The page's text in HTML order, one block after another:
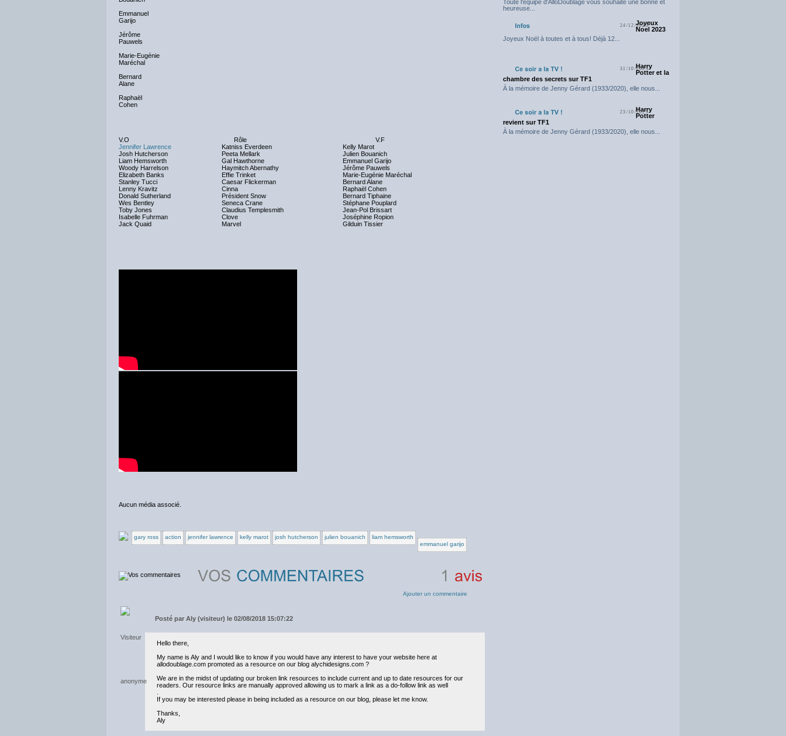
Emmanuel
Garijo
Jérôme
Pauwels
Marie-Eugénie
Maréchal
Bernard
Alane
Raphaël
Cohen
V.O Rôle
V.F
Jennifer Lawrence
Katniss Everdeen
Kelly Marot
Josh Hutcherson
Peeta Mellark
Julien Bouanich
Liam Hemsworth
Gal Hawthorne
Emmanuel Garijo
Woody Harrelson
Haymitch Abernathy
Jérôme Pauwels
Elizabeth Banks
Effie Trinket
Marie-Eugénie Maréchal
Stanley Tucci
Caesar Flickerman
Bernard Alane
Lenny Kravitz
Cinna
Raphaël Cohen
Donald Sutherland
Président Snow
Bernard Tiphaine
Wes Bentley
Seneca Crane
Stéphane Pouplard
Toby Jones
Claudius Templesmith
Jean-Pol Brissart
Isabelle Fuhrman
Clove
Joséphine Ropion
Jack Quaid
Marvel Gilduin Tissier
Aucun média associé.
gary ross action jennifer lawrence kelly marot josh hutcherson julien bouanich
liam hemsworth
emmanuel garijo
Ajouter un commentaire
Posté par Aly (visiteur) le 02/08/2018 15:07:22
Hello there,
My name is Aly and I would like to know if you would have any interest to have your website here at
allodoublage.com promoted as a resource on our blog alychidesigns.com ?
We are in the midst of updating our broken link resources to include current and up to date resources for our
readers. Our resource links are manually approved allowing us to mark a link as a do-follow link as well
If you may be interested please in being included as a resource on our blog, please let me know.
Thanks,
Aly
Toute l'équipe d'AlloDoublage vous souhaite une bonne et
heureuse...
24/12/2023
Joyeux
Noel 2023
Joyeux Noël à toutes et à tous! Déjà 12...
31/10/2023
Harry
Potter et la
chambre des secrets sur TF1
À la mémoire de Jenny Gérard (1933/2020), elle nous...
23/10/2023
Harry
Potter
revient sur TF1
À la mémoire de Jenny Gérard (1933/2020), elle nous...